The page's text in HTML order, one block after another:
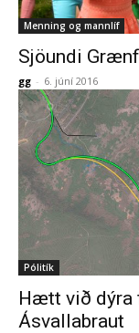
Menning og mannlíf
Sjöundi
gg - 6. júní 2016
Pólitík
Hætt við dýra
Ásvallabraut